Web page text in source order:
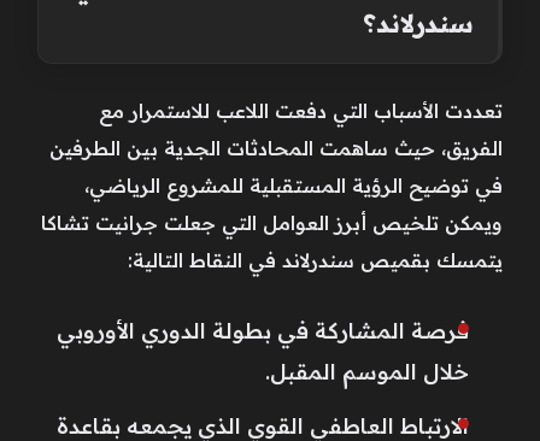
سندرلاند؟
تعددت الأسباب التي دفعت اللاعب للاستمرار مع
الفريق، حيث ساهمت المحادثات الجدية بين الطرفين
في توضيح الرؤية المستقبلية للمشروع الرياضي،
ويمكن تلخيص أبرز العوامل التي جعلت جرانيت تشاكا
يتمسك بقميص سندرلاند في النقاط التالية:
فرصة المشاركة في بطولة الدوري الأوروبي
خلال الموسم المقبل.
الارتباط العاطفي القوي الذي يجمعه بقاعدة